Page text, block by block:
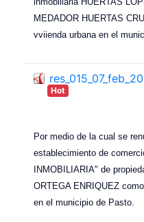
MEDADOR HUERTAS
vviienda urbana en el
Hot
Por medio de la cual se
establecimiento de
INMOBILIARIA" de
ORTEGA ENRIQUEZ
en el municipio de Pasto.